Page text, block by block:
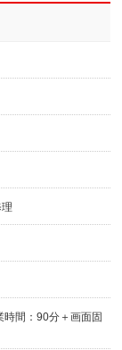
間：90分＋画面固